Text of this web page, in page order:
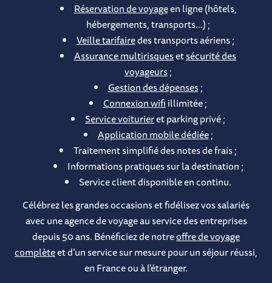
Réservation de voyageen ligne (hôtels,
hébergements, transports…) ;
Veille tarifairedes transports aériens ;
Assurance multirisquesetsécurité des
voyageurs;
Gestion des dépenses;
Connexion wifiillimitée ;
Service voiturieret parking privé ;
Application mobile dédiée;
Traitement simplifié des notes de frais ;
Informations pratiques sur la destination ;
Service client disponible en continu.
Célébrez les grandes occasions et fidélisez vos salariés
avec une agence de voyage au service des entreprises
depuis 50 ans. Bénéficiez de notreoffre de voyage
complèteet d’un service sur mesure pour un séjour réussi,
en France ou à l’étranger.